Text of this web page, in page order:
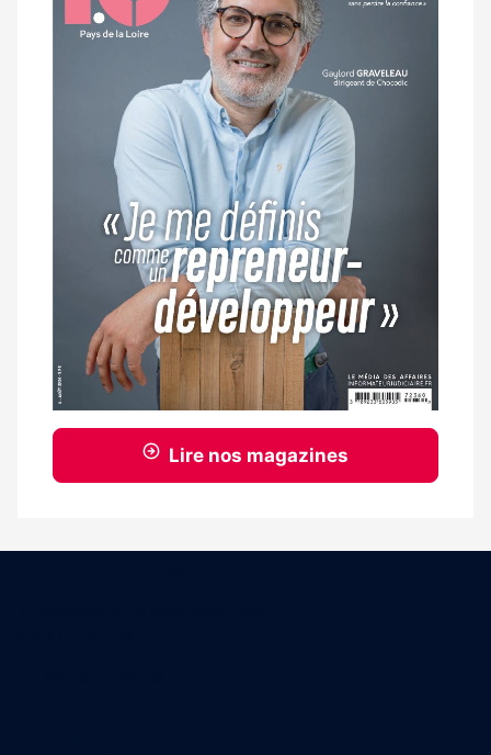
Lire nos magazines